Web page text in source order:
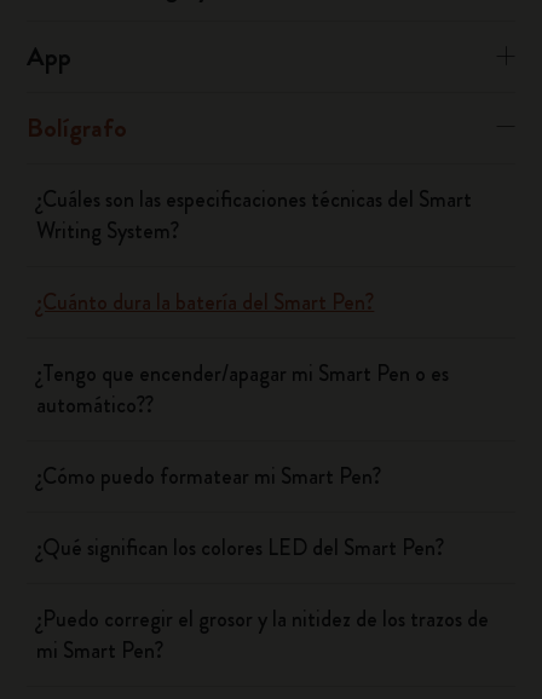
App
Bolígrafo
¿Cuáles son las especificaciones técnicas del Smart
Writing System?
¿Cuánto dura la batería del Smart Pen?
¿Tengo que encender/apagar mi Smart Pen o es
automático??
¿Cómo puedo formatear mi Smart Pen?
¿Qué significan los colores LED del Smart Pen?
¿Puedo corregir el grosor y la nitidez de los trazos de
mi Smart Pen?